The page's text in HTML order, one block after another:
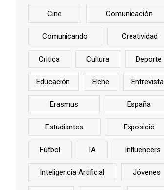
Cine Comunicación
Comunicando Creatividad
Critica Cultura Deporte
Educación Elche Entrevista
Erasmus España
Estudiantes Exposició
Fútbol IA Influencers
Inteligencia Artificial Jóvenes